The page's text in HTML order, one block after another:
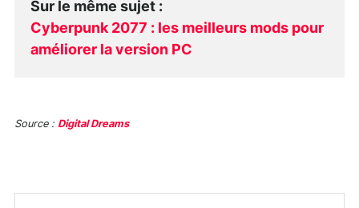
Sur le même sujet :
Cyberpunk 2077 : les meilleurs mods pour
améliorer la version PC
Source : Digital Dreams